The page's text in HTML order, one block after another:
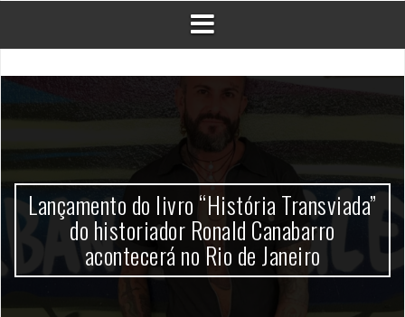
Lançamento do livro “História Transviada”
do historiador Ronald Canabarro
acontecerá no Rio de Janeiro